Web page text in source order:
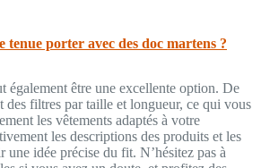
tenue porter avec des doc martens ?
également être une excellente option. De
des filtres par taille et longueur, ce qui vous
les vêtements adaptés à votre
les descriptions des produits et les
une idée précise du fit. N’hésitez pas à